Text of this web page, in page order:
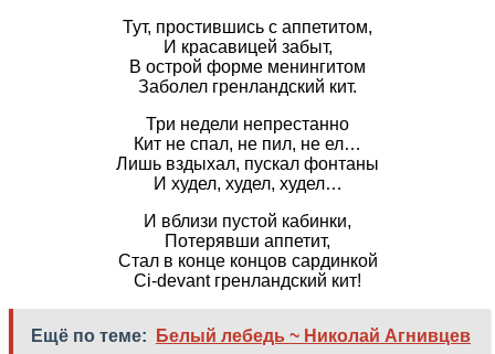
Тут, простившись с аппетитом,
И красавицей забыт,
В острой форме менингитом
Заболел гренландский кит.
Три недели непрестанно
Кит не спал, не пил, не ел…
Лишь вздыхал, пускал фонтаны
И худел, худел, худел…
И вблизи пустой кабинки,
Потерявши аппетит,
Стал в конце концов сардинкой
Ci-devant гренландский кит!
Ещё по теме: Белый лебедь ~ Николай Агнивцев